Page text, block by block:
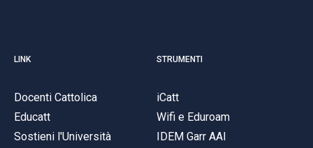
LINK
Docenti Cattolica
Educatt
Sostieni l'Università
STRUMENTI
iCatt
Wifi e Eduroam
IDEM Garr AAI